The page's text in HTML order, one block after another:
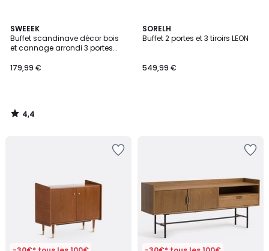
SWEEEK
Buffet scandinave décor bois
et cannage arrondi 3 portes
179,99 €
4,4
/ 5
4,4
/
SORELH
Buffet 2 portes et 3 tiroirs LEON
549,99 €